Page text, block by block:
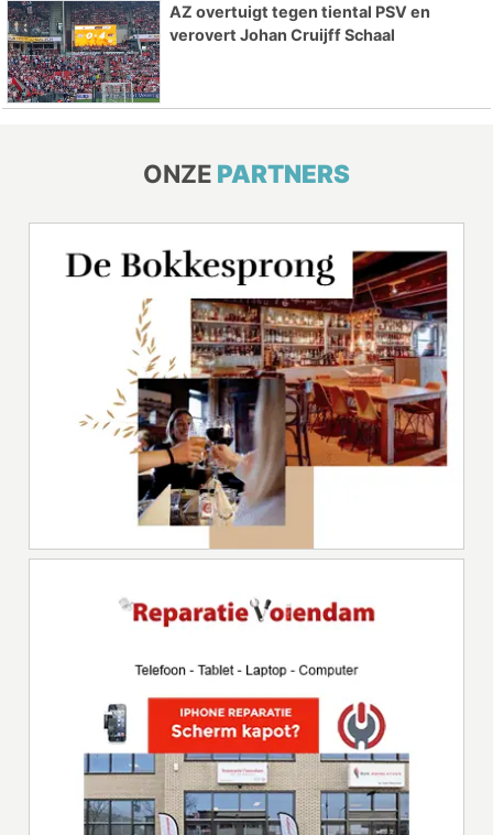
AZ overtuigt tegen tiental PSV en
verovert Johan Cruijff Schaal
ONZE PARTNERS